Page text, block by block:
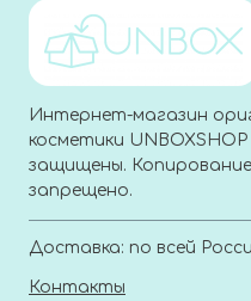
Интернет-магазин
косметики
защищены.
запрещено.
Доставка: по всей
Контакты